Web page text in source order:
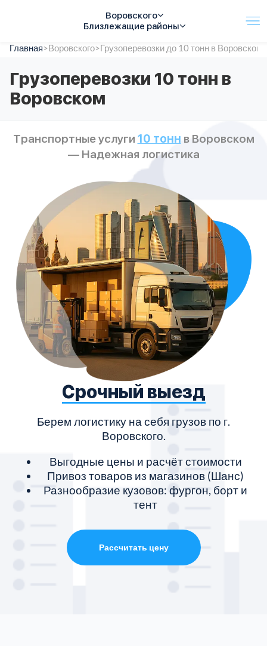
Воровского
Близлежащие районы
Услуги
Автопарк
Тарифы
Акции
Контакты
Спецтехника
Главная>Воровского>Грузоперевозки до 10 тонн в Воровском
Грузоперевозки 10 тонн в
Воровском
Транспортные услуги 10 тонн в Воровском
— Надежная логистика
Срочный выезд
Берем логистику на себя грузов по г.
Воровского.
Выгодные цены и расчёт стоимости
Привоз товаров из магазинов (Шанс)
Разнообразие кузовов: фургон, борт и
тент
Рассчитать цену